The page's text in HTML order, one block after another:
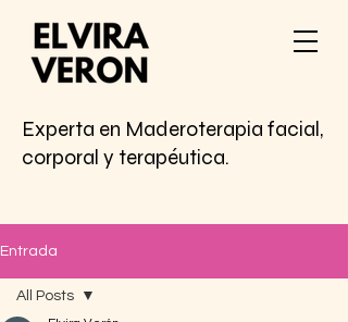
Experta en Maderoterapia facial,
corporal y terapéutica.
Entrada
All Posts